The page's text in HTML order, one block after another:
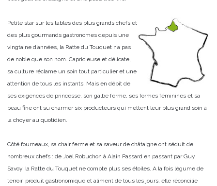
Petite star sur les tables des plus grands chefs et
des plus gourmands gastronomes depuis une
vingtaine d’années, la Ratte du Touquet n’a pas
de noble que son nom. Capricieuse et délicate,
sa culture réclame un soin tout particulier et une
attention de tous les instants. Mais en dépit de
ses exigences de princesse, son galbe ferme, ses formes féminines et sa
peau fine ont su charmer six producteurs qui mettent leur plus grand soin à
la choyer au quotidien.
Côté fourneaux, sa chair ferme et sa saveur de châtaigne ont séduit de
nombreux chefs : de Joël Robuchon à Alain Passard en passant par Guy
Savoy, la Ratte du Touquet ne compte plus ses étoiles. A la fois légume de
terroir, produit gastronomique et aliment de tous les jours, elle réconcilie